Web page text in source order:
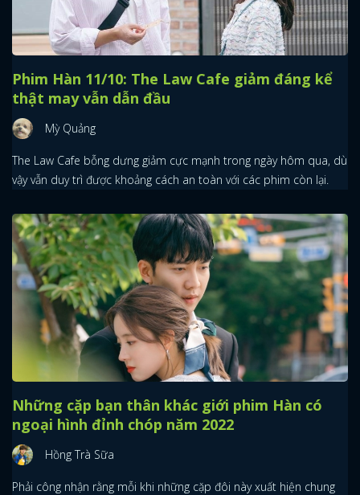
x
ĐĂNG NHẬP
FACEBOOK GOOGLE
Phim Hàn 11/10: The Law Cafe giảm đáng kể
thật may vẫn dẫn đầu
Mỳ Quảng
The Law Cafe bỗng dưng giảm cực mạnh trong ngày hôm qua, dù
vậy vẫn duy trì được khoảng cách an toàn với các phim còn lại.
Những cặp bạn thân khác giới phim Hàn có
ngoại hình đỉnh chóp năm 2022
Hồng Trà Sữa
Phải công nhận rằng mỗi khi những cặp đôi này xuất hiện chung